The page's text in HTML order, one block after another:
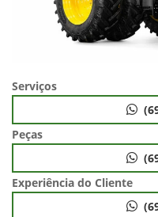
Serviços
Peças
Experiência do Cliente